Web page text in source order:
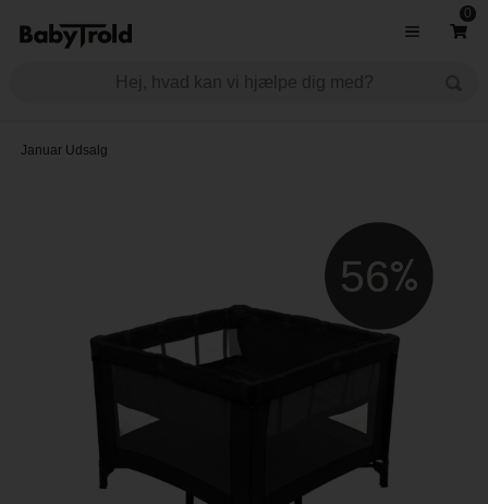
0
Januar Udsalg
56